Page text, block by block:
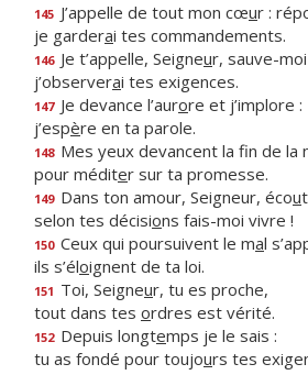
145 J’appelle de tout mon cœur :
je garderai tes commandements.
146 Je t’appelle, Seigneur, sauve-moi
j’observerai tes exigences.
147 Je devance l’aurore et j’implore :
j’espère en ta parole.
148 Mes yeux devancent la fn de la
pour méditer sur ta promesse.
149 Dans ton amour, Seigneur, écou
selon tes décisions fais-moi vivre !
150 Ceux qui poursuivent le mal
ils s’éloignent de ta loi.
151 Toi, Seigneur, tu es proche,
tout dans tes ordres est vérité.
152 Depuis longtemps je le sais :
tu as fondé pour toujours tes